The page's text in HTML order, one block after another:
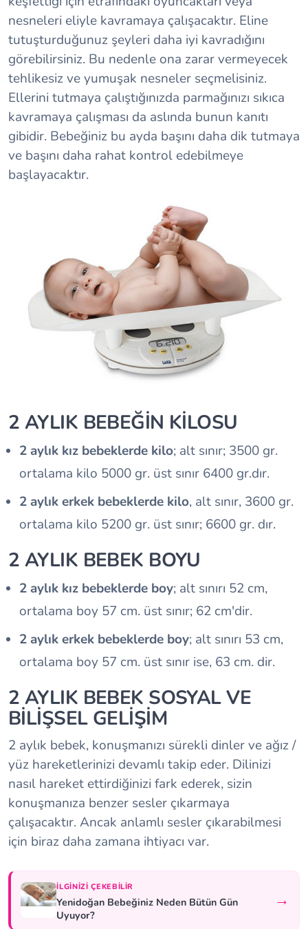
nesneleri eliyle kavramaya çalışacaktır. Eline
tutuşturduğunuz şeyleri daha iyi kavradığını
görebilirsiniz. Bu nedenle ona zarar vermeyecek
tehlikesiz ve yumuşak nesneler seçmelisiniz.
Ellerini tutmaya çalıştığınızda parmağınızı sıkıca
kavramaya çalışması da aslında bunun kanıtı
gibidir. Bebeğiniz bu ayda başını daha dik tutmaya
ve başını daha rahat kontrol edebilmeye
başlayacaktır.
2 AYLIK BEBEĞİN KİLOSU
2 aylık kız bebeklerde kilo; alt sınır; 3500 gr.
ortalama kilo 5000 gr. üst sınır 6400 gr.dır.
2 aylık erkek bebeklerde kilo, alt sınır, 3600 gr.
ortalama kilo 5200 gr. üst sınır; 6600 gr. dır.
2 AYLIK BEBEK BOYU
2 aylık kız bebeklerde boy; alt sınırı 52 cm,
ortalama boy 57 cm. üst sınır; 62 cm'dir.
2 aylık erkek bebeklerde boy; alt sınırı 53 cm,
ortalama boy 57 cm. üst sınır ise, 63 cm. dir.
2 AYLIK BEBEK SOSYAL VE
BİLİŞSEL GELİŞİM
2 aylık bebek, konuşmanızı sürekli dinler ve ağız /
yüz hareketlerinizi devamlı takip eder. Dilinizi
nasıl hareket ettirdiğinizi fark ederek, sizin
konuşmanıza benzer sesler çıkarmaya
çalışacaktır. Ancak anlamlı sesler çıkarabilmesi
için biraz daha zamana ihtiyacı var.
İLGINIZI ÇEKEBILIR
Yenidoğan Bebeğiniz Neden Bütün Gün
Uyuyor?
→